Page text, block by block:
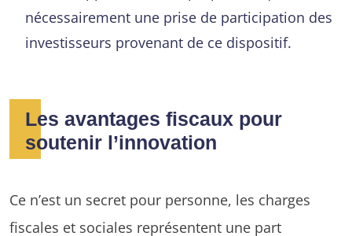
nécessairement une prise de participation des
investisseurs provenant de ce dispositif.
Les avantages fiscaux pour
soutenir l’innovation
Ce n’est un secret pour personne, les charges
fiscales et sociales représentent une part